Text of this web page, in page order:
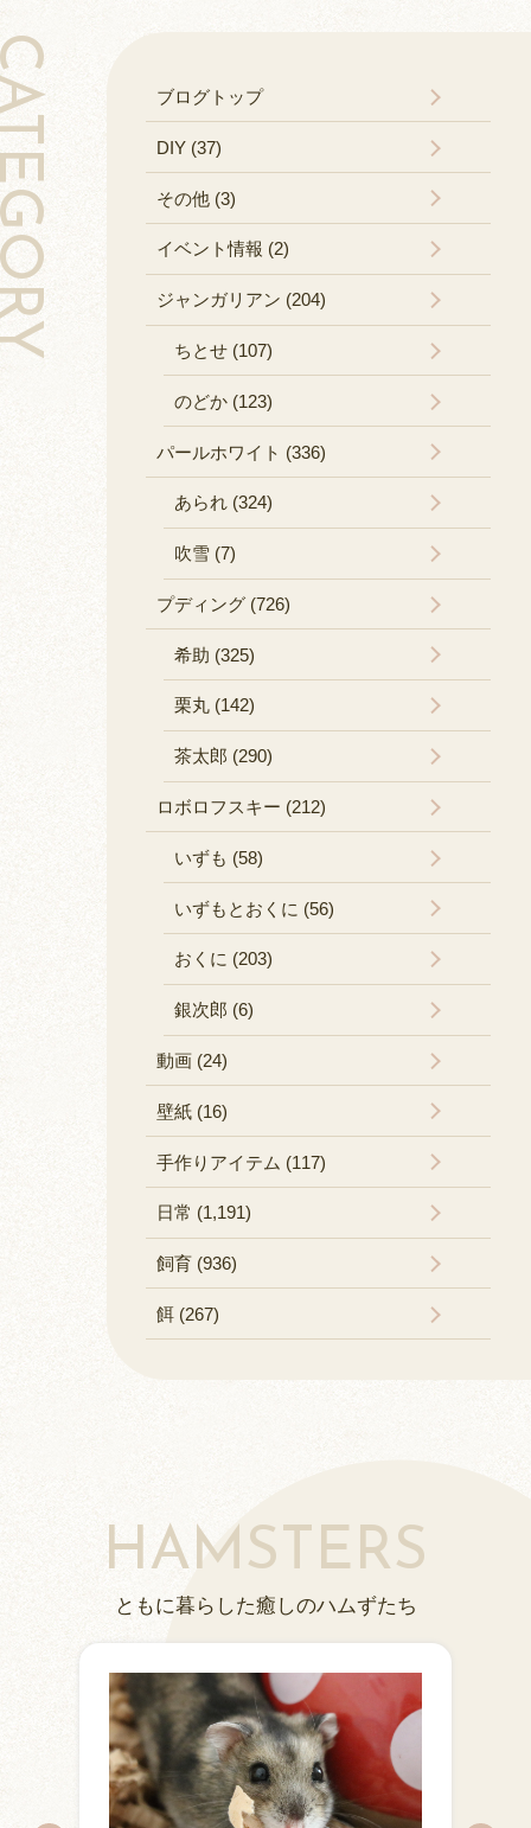
ブログトップ
DIY (37)
その他 (3)
イベント情報 (2)
ジャンガリアン (204)
ちとせ (107)
のどか (123)
パールホワイト (336)
あられ (324)
吹雪 (7)
プディング (726)
希助 (325)
栗丸 (142)
茶太郎 (290)
ロボロフスキー (212)
いずも (58)
いずもとおくに (56)
おくに (203)
銀次郎 (6)
動画 (24)
壁紙 (16)
手作りアイテム (117)
日常 (1,191)
飼育 (936)
餌 (267)
HAMSTERS
ともに暮らした癒しのハムずたち